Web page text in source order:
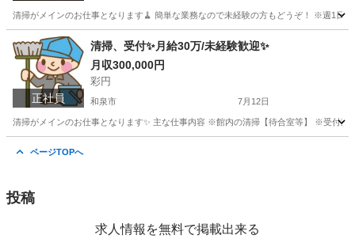
清掃がメインのお仕事となります🧹 簡単な業務なので未経験の方もどうぞ！ ※週1
大阪 和泉市 旅館 年末年始
正社員
清掃、受付✨月給30万/未経験歓迎✨
月収300,000円
彩円
和泉市 7月12日
清掃がメインのお仕事となります✨ 主な仕事内容 ※館内の清掃【待合室等】 ※受付業
ページTOPへ
投稿
求人情報を無料で掲載出来る